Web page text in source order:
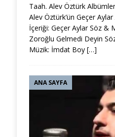
Taah. Alev Öztürk
Alev Öztürk’ün Geçer
İçeriği: Geçer Aylar Söz &
Zoroğlu Gelmedi Deyin
Müzik: İmdat Boy […]
ANA SAYFA